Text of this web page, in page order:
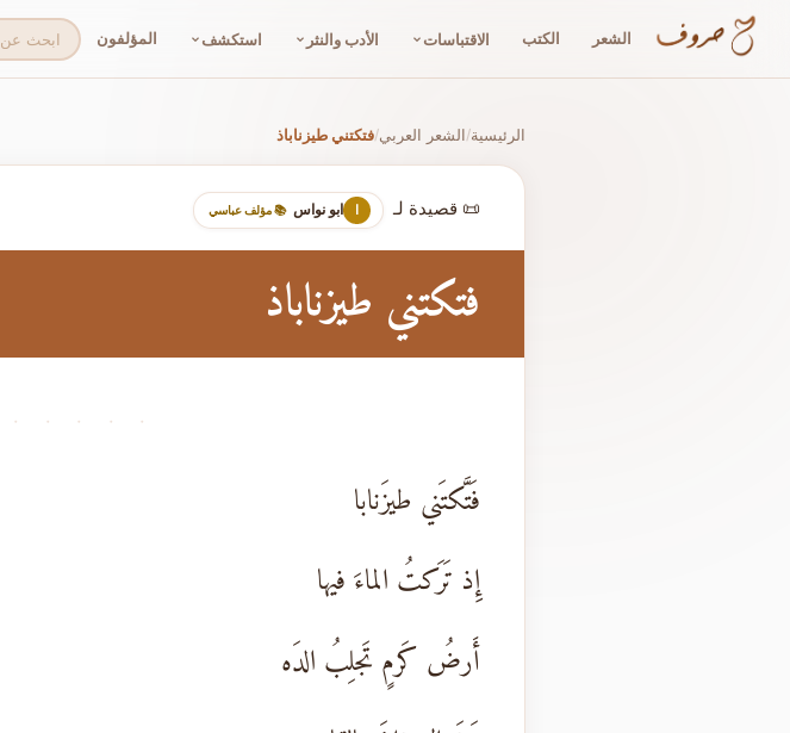
الشعر الكتب الاقتباسات الأدب والنثر استكشف المؤلفون
الرئيسية/الشعر العربي/فتكتني طيزناباذ
📜 قصيدة لـ ا ابو نواس 📚 مؤلف عباسي
فتكتني طيزناباذ
· · · · ·
فَتَّكتَني طيزَنابا
إِذ تَرَكتُ الماءَ فيها
أَرضُ كَرمٍ تَجلِبُ الدَه